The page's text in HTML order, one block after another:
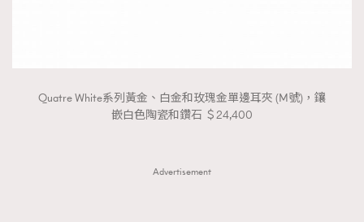
Quatre White系列黃金、白金和玫瑰金單邊耳夾 (M號)，鑲
嵌白色陶瓷和鑽石 ＄24,400
Advertisement